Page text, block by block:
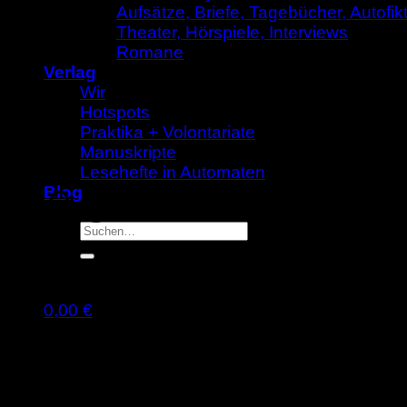
Aufsätze, Briefe, Tagebücher,
Theater, Hörspiele, Interviews
Romane
Verlag
Wir
Hotspots
Praktika + Volontariate
Manuskripte
Lesehefte in Automaten
Blog
Suche
0,00 €
Die grüne Reihe